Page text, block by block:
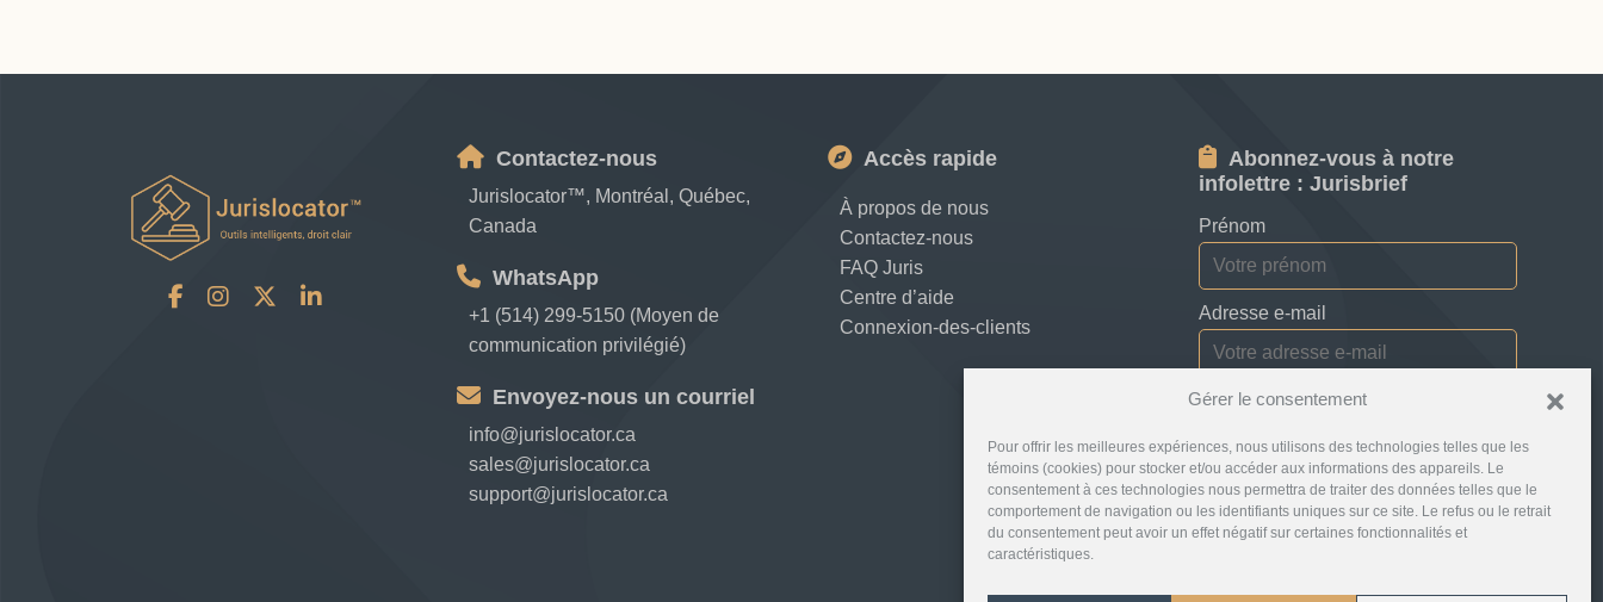
Gérer le consentement
Pour offrir les meilleures expériences, nous utilisons des technologies telles que les
témoins (cookies) pour stocker et/ou accéder aux informations des appareils. Le
consentement à ces technologies nous permettra de traiter des données telles que le
comportement de navigation ou les identifiants uniques sur ce site. Le refus ou le retrait
du consentement peut avoir un effet négatif sur certaines fonctionnalités et
caractéristiques.
Contactez-nous
Jurislocator™, Montréal, Québec,
Canada
WhatsApp
+1 (514) 299-5150 (Moyen de
communication privilégié)
Envoyez-nous un courriel
info@jurislocator.ca
sales@jurislocator.ca
support@jurislocator.ca
Accès rapide
À propos de nous
Contactez-nous
FAQ Juris
Centre d’aide
Connexion-des-clients
Abonnez-vous à notre
infolettre : Jurisbrief
Prénom
Adresse e-mail
Je consens à recevoir des bulletins,
promotionnels de la part de Jurislocator.
Abonnement aux courriels de la newsletter